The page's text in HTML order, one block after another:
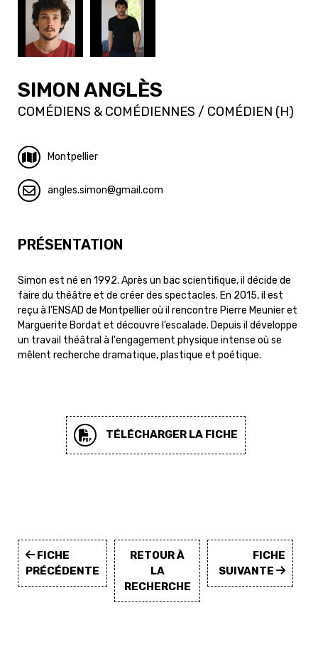
SIMON ANGLÈS
COMÉDIENS & COMÉDIENNES / COMÉDIEN (H)
Montpellier
angles.simon gmail.com
PRÉSENTATION
Simon est né en 1992. Après un bac scientifique, il décide de
faire du théâtre et de créer des spectacles. En 2015, il est
reçu à l’ENSAD de Montpellier où il rencontre Pierre Meunier et
Marguerite Bordat et découvre l’escalade. Depuis il développe
un travail théâtral à l'engagement physique intense où se
mêlent recherche dramatique, plastique et poétique.
TÉLÉCHARGER LA FICHE
FICHE
PRÉCÉDENTE
RETOUR À
LA
RECHERCHE
FICHE
SUIVANTE